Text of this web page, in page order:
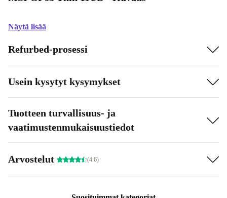
Näytä lisää
Refurbed-prosessi
Usein kysytyt kysymykset
Tuotteen turvallisuus- ja
vaatimustenmukaisuustiedot
Arvostelut (4.6)